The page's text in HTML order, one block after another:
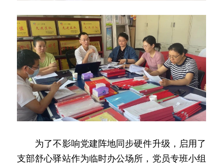
为了不影响党建阵地同步硬件升级，启用了
支部舒心驿站作为临时办公场所，党员专班小组